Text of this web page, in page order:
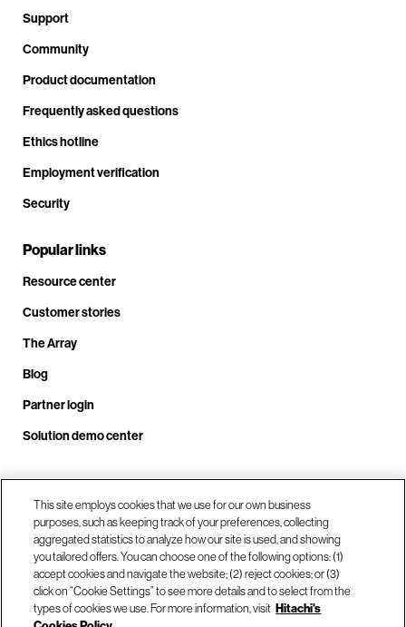
Support
Community
Product documentation
Frequently asked questions
Ethics hotline
Employment verification
Security
Popular links
Resource center
Customer stories
The Array
Blog
Partner login
Solution demo center
Call us at +1.678.403.3035
Our locations
This site employs cookies that we use for our own business
purposes, such as keeping track of your preferences, collecting
aggregated statistics to analyze how our site is used, and showing
you tailored offers. You can choose one of the following options: (1)
accept cookies and navigate the website; (2) reject cookies; or (3)
click on “Cookie Settings” to see more details and to select from the
types of cookies we use. For more information, visit Hitachi's